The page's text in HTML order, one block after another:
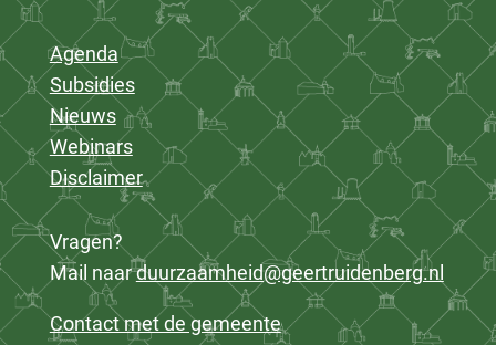
Agenda
Subsidies
Nieuws
Webinars
Disclaimer
Vragen?
Mail naarduurzaamheid@geertruidenberg.nl
Contact met de gemeente